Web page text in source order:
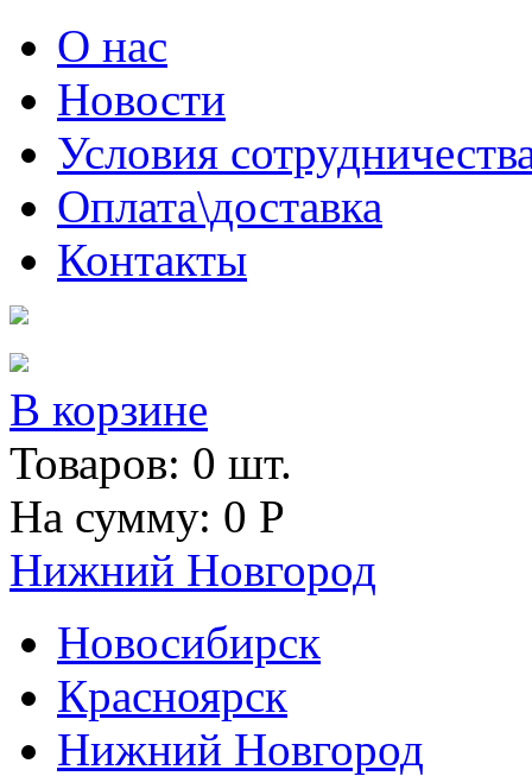
Skip to main content
О нас
Новости
Условия
Оплата\доставка
Контакты
В корзине
Товаров: 0 шт.
На сумму: 0 Р
Нижний Новгород
Новосибирск
Красноярск
Нижний Новгород